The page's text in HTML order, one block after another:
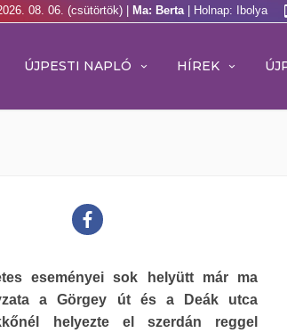
08. 06. (csütörtök) | Ma: Berta | Holnap: Ibolya
ÚJPESTI NAPLÓ HÍREK
eseményei sok helyütt már ma
a Görgey út és a Deák utca
helyezte el szerdán reggel